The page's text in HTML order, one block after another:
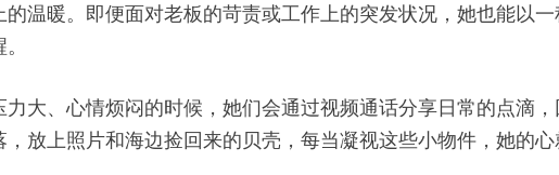
温暖。即便面对老板的苛责或工作上的突发状况，她也能以
大、心情烦闷的时候，她们会通过视频通话分享日常的点滴
放上照片和海边捡回来的贝壳，每当凝视这些小物件，她的心